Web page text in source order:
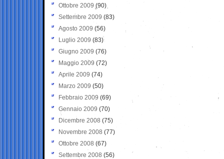
Ottobre 2009 (90)
Settembre 2009 (83)
Agosto 2009 (56)
Luglio 2009 (83)
Giugno 2009 (76)
Maggio 2009 (72)
Aprile 2009 (74)
Marzo 2009 (50)
Febbraio 2009 (69)
Gennaio 2009 (70)
Dicembre 2008 (75)
Novembre 2008 (77)
Ottobre 2008 (67)
Settembre 2008 (56)